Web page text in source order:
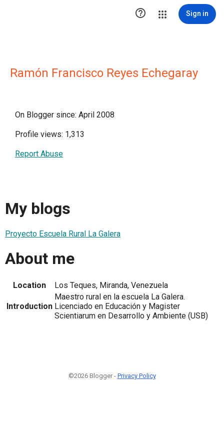
 Sign in
Ramón Francisco Reyes Echegaray
On Blogger since: April 2008
Profile views: 1,313
Report Abuse
My blogs
Proyecto Escuela Rural La Galera
About me
Location Los Teques, Miranda, Venezuela
Introduction
Maestro rural en la escuela La Galera.
Licenciado en Educación y Magister
Scientiarum en Desarrollo y Ambiente (USB)
©2026 Blogger - Privacy Policy